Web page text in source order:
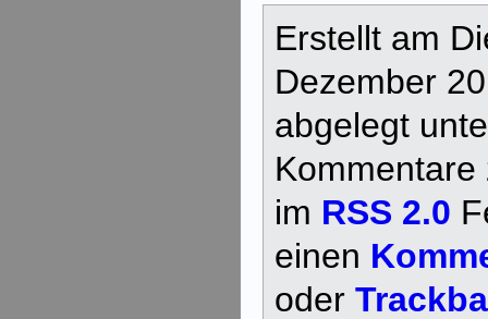
Erstellt am
Dezember
abgelegt
im RSS 2.0
einen
oder